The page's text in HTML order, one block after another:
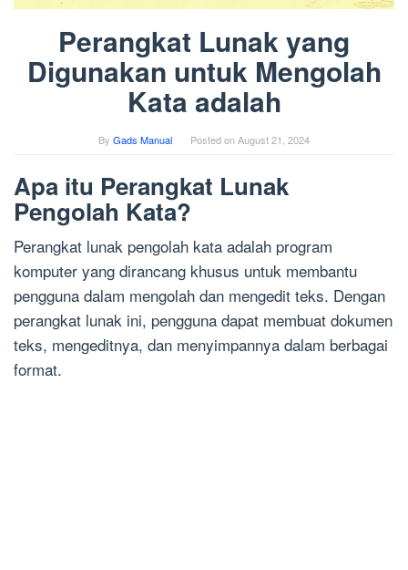
Perangkat Lunak yang
Digunakan untuk Mengolah
Kata adalah
By Gads Manual Posted onAugust 21, 2024
Apa itu Perangkat Lunak
Pengolah Kata?
Perangkat lunak pengolah kata adalah program
komputer yang dirancang khusus untuk membantu
pengguna dalam mengolah dan mengedit teks. Dengan
perangkat lunak ini, pengguna dapat membuat dokumen
teks, mengeditnya, dan menyimpannya dalam berbagai
format.